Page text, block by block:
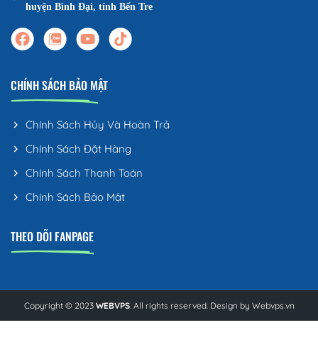
huyện Bình Đại, tỉnh Bến Tre
CHÍNH SÁCH BẢO MẬT
Chính Sách Hủy Và Hoàn Trả
Chính Sách Đặt Hàng
Chính Sách Thanh Toán
Chính Sách Bảo Mật
THEO DÕI FANPAGE
Copyright © 2023 WEBVPS. All rights reserved. Design by Webvps.vn